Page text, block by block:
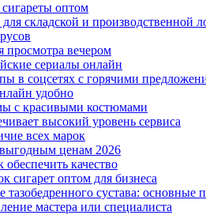
оптом
складской и производственной
вечером
сериалы онлайн
в соцсетях с горячими
удобно
с красивыми костюмами
высокий уровень сервиса
всех марок
ценам 2026
качество
сигарет оптом для бизнеса
тазобедренного сустава: основные
мастера или специалиста